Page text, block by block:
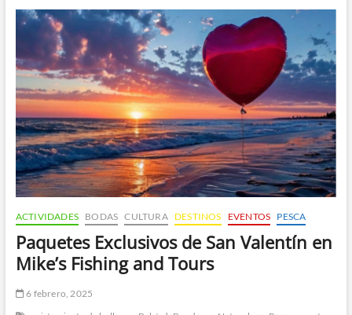
la
Temporada
Avistamiento
de
Ballenas
en
Puerto
Vallarta
y
Bahía
de
Banderas
ACTIVIDADES BODAS CULTURA DESTINOS EVENTOS PESCA
Paquetes Exclusivos de San Valentín en
Mike’s Fishing and Tours
6 febrero, 2025